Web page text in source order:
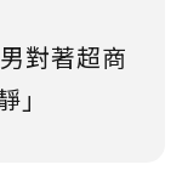
對著超商